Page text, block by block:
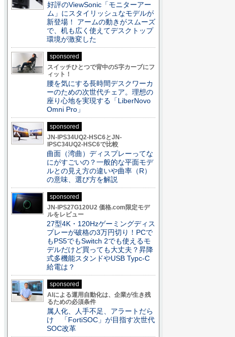
好評のViewSonic「モニターアー
ム」にスタイリッシュなモデルが
新登場！ アームの動きがスムーズ
で、机も広く使えてデスクトップ
環境が激変した
sponsored
スイッチひとつで背中のS字カーブにフ
ィット！
腰を気にする長時間デスクワーカ
ーのための次世代チェア。理想の
座り心地を実現する「LiberNovo
Omni Pro」
sponsored
JN-IPS34UQ2-HSC6とJN-
IPSC34UQ2-HSC6で比較
曲面（湾曲）ディスプレーってな
にがすごいの？一般的な平面モデ
ルとの見え方の違いや曲率（R）
の意味、選び方を解説
sponsored
JN-IPS27G120U2 価格.com限定モデ
ルをレビュー
27型4K・120Hzゲーミングディス
プレーが破格の3万円切り！PCで
もPS5でもSwitch 2でも使えるモ
デルだけど買っても大丈夫？昇降
式多機能スタンドやUSB Typc-C
給電は？
sponsored
AIによる運用自動化は、企業が生き残
るための必須条件
属人化、人手不足、アラートだら
け 「FortiSOC」が目指す次世代
SOC改革